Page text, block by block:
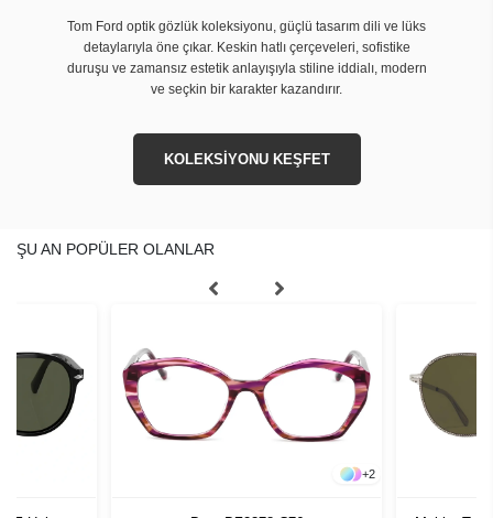
Tom Ford optik gözlük koleksiyonu, güçlü tasarım dili ve lüks
detaylarıyla öne çıkar. Keskin hatlı çerçeveleri, sofistike
duruşu ve zamansız estetik anlayışıyla stiline iddialı, modern
ve seçkin bir karakter kazandırır.
KOLEKSİYONU KEŞFET
ŞU AN POPÜLER OLANLAR
+2